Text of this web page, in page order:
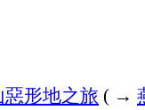
形地之旅 ( →